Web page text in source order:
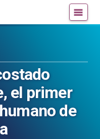
el primer
de